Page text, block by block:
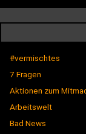
#vermischtes
7 Fragen
Aktionen zum
Arbeitswelt
Bad News